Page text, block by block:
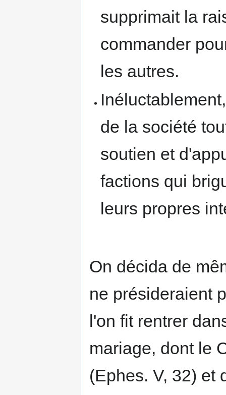
supprimait la
commander
les autres.
de la société
soutien et
factions qui
leurs propres
On décida de
ne présideraient
l'on fit rentrer
mariage, dont le
(Ephes. V, 32) et